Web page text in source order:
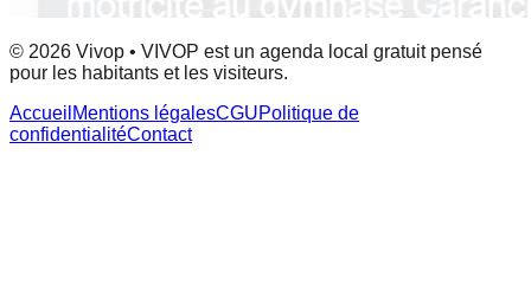
© 2026 Vivop • VIVOP est un agenda local gratuit pensé
pour les habitants et les visiteurs.
Accueil Mentions légalesCGUPolitique de
confidentialitéContact